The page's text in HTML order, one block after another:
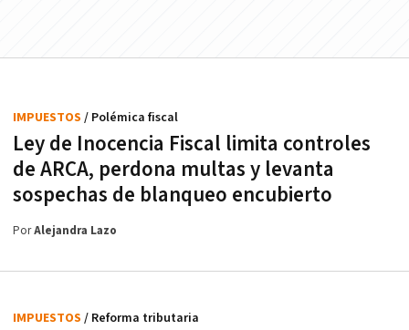
Ley de Inocencia Fiscal limita controles
de ARCA, perdona multas y levanta
sospechas de blanqueo encubierto
IMPUESTOS / Polémica fiscal
PorAlejandra Lazo
IMPUESTOS / Reforma tributaria